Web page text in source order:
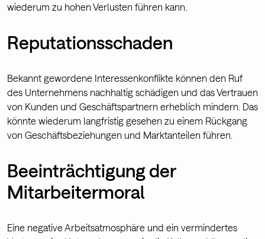
wiederum zu hohen Verlusten führen kann.
Reputationsschaden
Bekannt gewordene Interessenkonflikte können den Ruf
des Unternehmens nachhaltig schädigen und das Vertrauen
von Kunden und Geschäftspartnern erheblich mindern. Das
könnte wiederum langfristig gesehen zu einem Rückgang
von Geschäftsbeziehungen und Marktanteilen führen.
Beeinträchtigung der
Mitarbeitermoral
Eine negative Arbeitsatmosphäre und ein vermindertes